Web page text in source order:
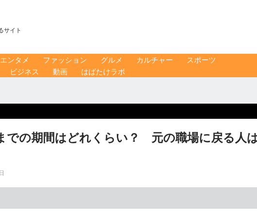
サイト
エンタメ ファッション グルメ カルチャー
スポーツ
ビジネス 動画 はばたけラボ
での期間はどれくらい？ 元の職場に戻る人